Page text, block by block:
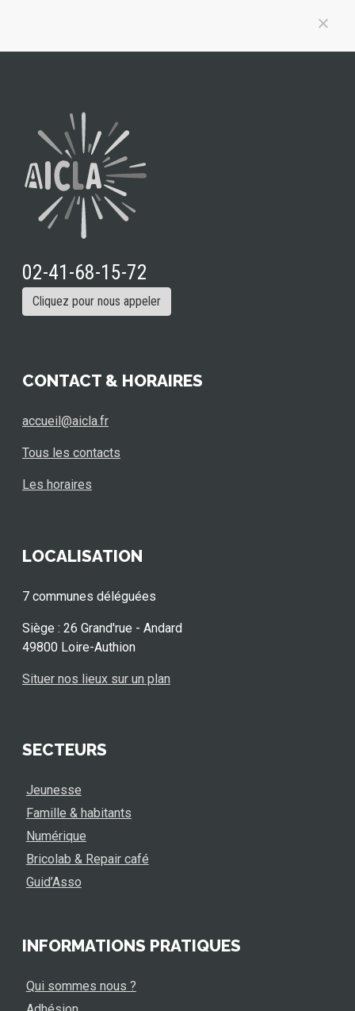
02-41-68-15-72
Cliquez pour nous appeler
CONTACT & HORAIRES
accueil@aicla.fr
Tous les contacts
Les horaires
LOCALISATION
7 communes déléguées
Siège : 26 Grand'rue - Andard
49800 Loire-Authion
Situer nos lieux sur un plan
SECTEURS
Jeunesse
Famille & habitants
Numérique
Bricolab & Repair café
Guid’Asso
INFORMATIONS PRATIQUES
Qui sommes nous ?